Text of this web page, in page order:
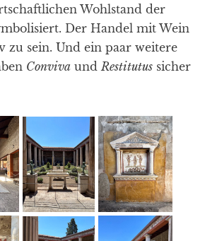
Wohlstand der
Der Handel mit Wein
zu sein. Und ein paar weitere
Conviva undRestitutus sicher